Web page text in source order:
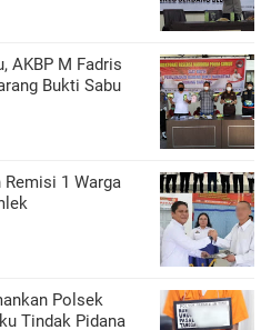
AKBP M Fadris
Bukti Sabu
1 Warga
Polsek
Tindak Pidana